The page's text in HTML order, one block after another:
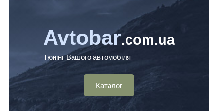
Avtobar.com.ua
Тюнінг Вашого автомобіля
Каталог